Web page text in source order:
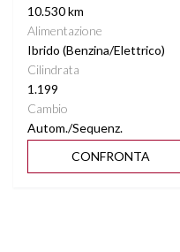
10.530 km
Alimentazione
Ibrido (Benzina/Elettrico)
Cilindrata
1.199
Cambio
Autom./Sequenz.
CONFRONTA